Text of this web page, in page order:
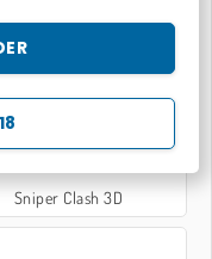
Sniper Clash 3D